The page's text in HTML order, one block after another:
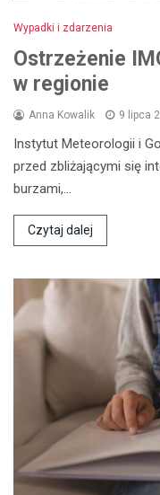
Wypadki i zdarzenia
Ostrzeżenie
w regionie
Anna Kowalik 9 lipca
Instytut Meteorologii i
przed zbliżającymi się
burzami,…
Czytaj dalej